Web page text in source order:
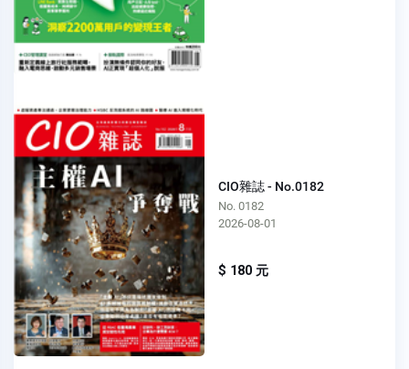
CIO雜誌 - No.0182
No. 0182
2026-08-01
$ 180 元